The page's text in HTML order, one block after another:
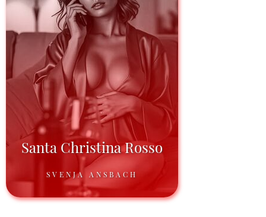
Santa Christina Rosso
SVENJA ANSBACH